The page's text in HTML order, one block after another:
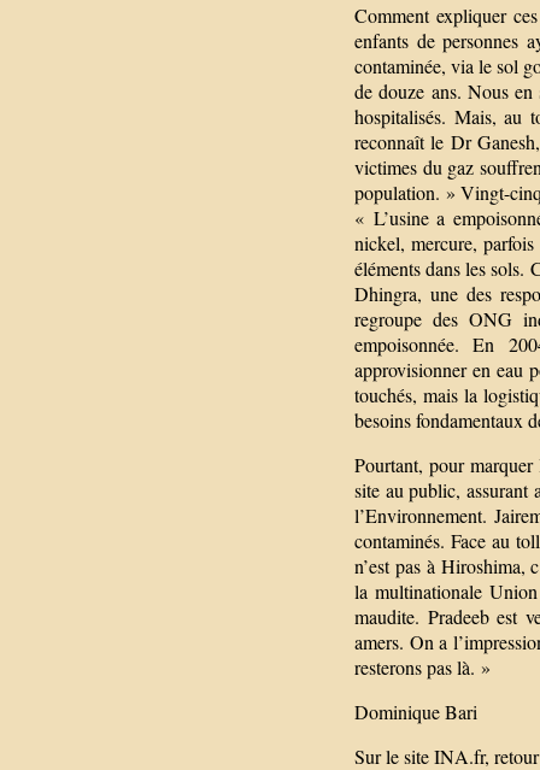
Comment expliquer
enfants de personnes
contaminée, via le sol
de douze ans. Nous
hospitalisés. Mais, au
reconnaît le Dr
victimes du gaz
population. » Vingt-cinq
« L’usine a
nickel, mercure,
éléments dans les sols.
Dhingra, une des
regroupe des ONG
empoisonnée. En
approvisionner en eau
touchés, mais la
besoins fondamentaux
Pourtant, pour marquer
site au public, assurant
l’Environnement.
contaminés. Face au
n’est pas à Hiroshima,
la multinationale
maudite. Pradeeb est
amers. On a
resterons pas là. »
Dominique Bari
Sur le site INA.fr,